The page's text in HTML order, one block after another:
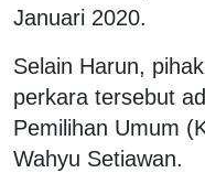
Januari 2020.
Selain Harun,
perkara tersebut
Pemilihan Umum
Wahyu Setiawan.